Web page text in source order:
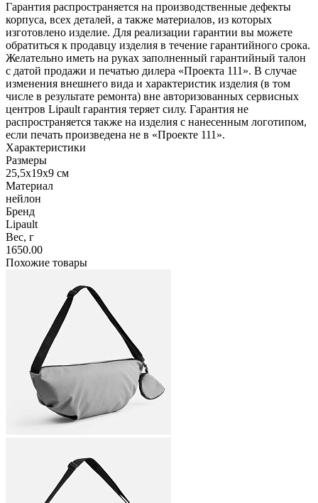
Гарантия распространяется на производственные дефекты
корпуса, всех деталей, а также материалов, из которых
изготовлено изделие. Для реализации гарантии вы можете
обратиться к продавцу изделия в течение гарантийного срока.
Желательно иметь на руках заполненный гарантийный талон
с датой продажи и печатью дилера «Проекта 111». В случае
изменения внешнего вида и характеристик изделия (в том
числе в результате ремонта) вне авторизованных сервисных
центров Lipault гарантия теряет силу. Гарантия не
распространяется также на изделия с нанесенным логотипом,
если печать произведена не в «Проекте 111».
Характеристики
Размеры
25,5x19x9 см
Материал
нейлон
Бренд
Lipault
Вес, г
1650.00
Похожие товары